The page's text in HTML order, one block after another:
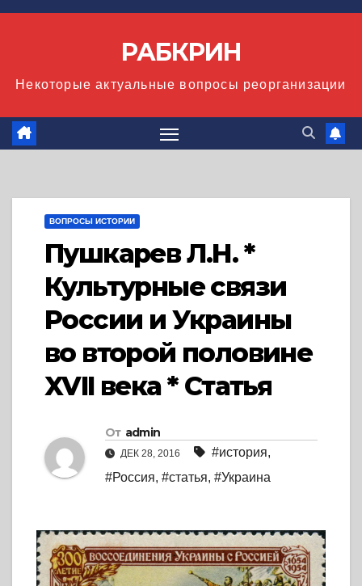
Перейти
РАБКРИН
Некоторые актуальные вопросы реорганизации
ВОПРОСЫ ИСТОРИИ
Пушкарев Л.Н. *
Культурные связи
России и Украины
во второй половине
XVII века * Статья
От admin
ДЕК 28, 2016 #история,
#Россия, #статья, #Украина